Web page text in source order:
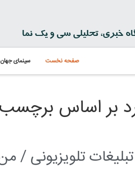
صفحه نخست سینمای جهان
بر اساس
تلویزیونی /